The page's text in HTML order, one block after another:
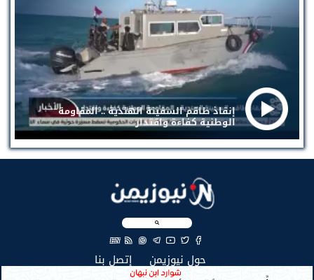
إنقاذ طاقم السفينة الهندية .. المقاومة
الوطنية كفاءة واقتدار
EN
حول نيوزيمن إتصل بنا